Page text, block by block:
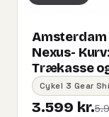
Amsterdam
Nexus-
Trækasse
Cykel 3 Gear
3.599 kr.